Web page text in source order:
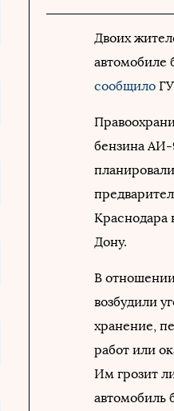
Двоих
автомобиле
сообщило
бензина
Краснодара
Дону.
В
возбудили
хранение,
работ или
Им грозит
автомобиль